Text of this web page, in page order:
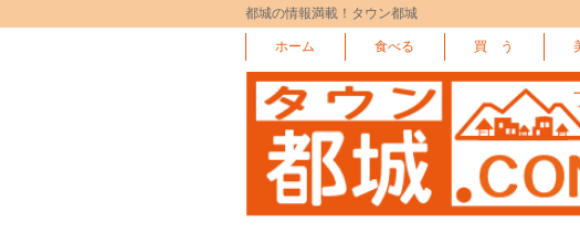
都城の情報満載！タウン都城
ホーム 食べる 買 う